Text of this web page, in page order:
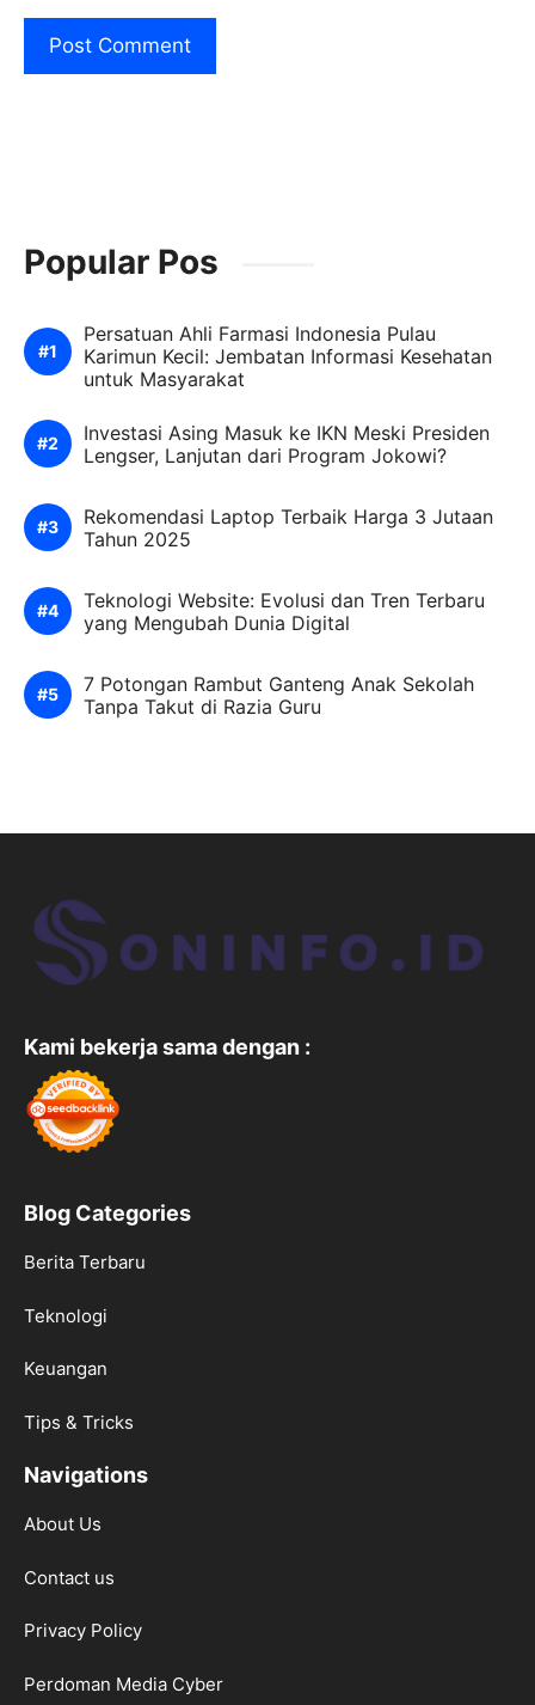
Popular Pos
Persatuan Ahli Farmasi Indonesia Pulau
Karimun Kecil: Jembatan Informasi Kesehatan
untuk Masyarakat
Investasi Asing Masuk ke IKN Meski Presiden
Lengser, Lanjutan dari Program Jokowi?
Rekomendasi Laptop Terbaik Harga 3 Jutaan
Tahun 2025
Teknologi Website: Evolusi dan Tren Terbaru
yang Mengubah Dunia Digital
7 Potongan Rambut Ganteng Anak Sekolah
Tanpa Takut di Razia Guru
Kami bekerja sama dengan :
Blog Categories
Berita Terbaru
Teknologi
Keuangan
Tips & Tricks
Navigations
About Us
Contact us
Privacy Policy
Perdoman Media Cyber